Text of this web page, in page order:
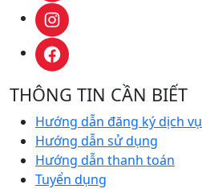
THÔNG TIN CẦN BIẾT
Hướng dẫn đăng ký dịch vụ
Hướng dẫn sử dụng
Hướng dẫn thanh toán
Tuyển dụng